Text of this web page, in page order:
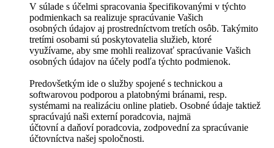
V súlade s účelmi spracovania špecifikovanými v týchto
podmienkach sa realizuje spracúvanie Vašich
osobných údajov aj prostredníctvom tretích osôb. Takýmito
tretími osobami sú poskytovatelia služieb, ktoré
využívame, aby sme mohli realizovať spracúvanie Vašich
osobných údajov na účely podľa týchto podmienok.
Predovšetkým ide o služby spojené s technickou a
softwarovou podporou a platobnými bránami, resp.
systémami na realizáciu online platieb. Osobné údaje taktiež
spracúvajú naši externí poradcovia, najmä
účtovní a daňoví poradcovia, zodpovední za spracúvanie
účtovníctva našej spoločnosti.